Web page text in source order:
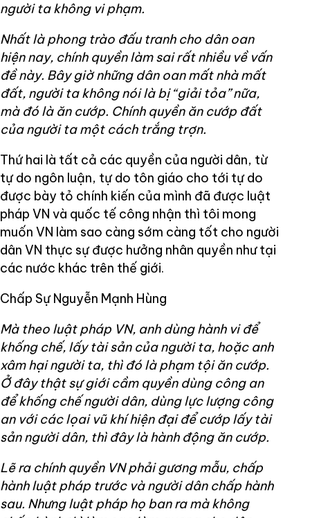
người ta không vi phạm.
Nhất là phong trào đấu tranh cho dân oan
hiện nay, chính quyền làm sai rất nhiều về vấn
đề này. Bây giờ những dân oan mất nhà mất
đất, người ta không nói là bị “giải tỏa” nữa,
mà đó là ăn cướp. Chính quyền ăn cướp đất
của người ta một cách trắng trợn.
Thứ hai là tất cả các quyền của người dân, từ
tự do ngôn luận, tự do tôn giáo cho tới tự do
được bày tỏ chính kiến của mình đã được luật
pháp VN và quốc tế công nhận thì tôi mong
muốn VN làm sao càng sớm càng tốt cho người
dân VN thực sự được hưởng nhân quyền như tại
các nước khác trên thế giới.
Chấp Sự Nguyễn Mạnh Hùng
Mà theo luật pháp VN, anh dùng hành vi để
khống chế, lấy tài sản của người ta, hoặc anh
xâm hại người ta, thì đó là phạm tội ăn cướp.
Ở đây thật sự giới cầm quyền dùng công an
để khống chế người dân, dùng lực lượng công
an với các lọai vũ khí hiện đại để cướp lấy tài
sản người dân, thì đây là hành động ăn cướp.
Lẽ ra chính quyền VN phải gương mẫu, chấp
hành luật pháp trước và người dân chấp hành
sau. Nhưng luật pháp họ ban ra mà không